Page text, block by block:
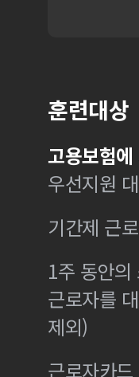
훈련대상
고용보험
우선지원
기간제 근
1주 동안
근로자를
제외)
근로자카